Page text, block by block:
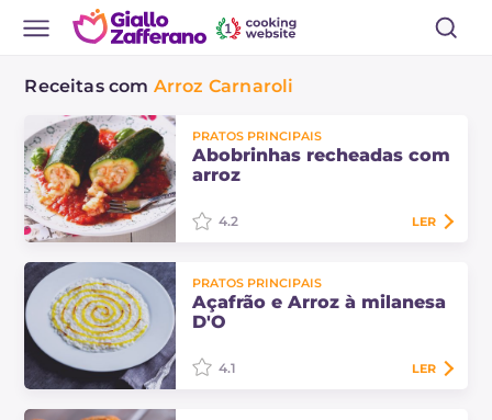
Receitas com Arroz Carnaroli
PRATOS PRINCIPAIS
Abobrinhas recheadas com
arroz
são cozidas junto com o molho de
tomate e são um prato único
saboroso com um caráter simples e
4.2 LER
PRATOS PRINCIPAIS
Açafrão e Arroz à milanesa
D'O
4.1 LER